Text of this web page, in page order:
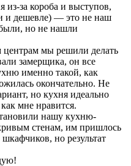
из-за короба и выступов,
и дешевле) — это не наш
но не нашли
центрам мы решили делать
замерщика, он все
именно такой, как
окончательно. Не
но кухня идеально
мне нравится.
нашу кухню-
стенам, им пришлось
но результат